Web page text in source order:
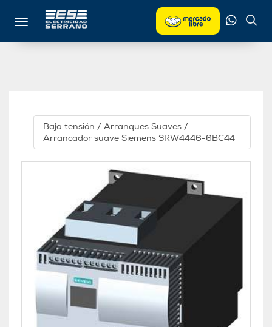
Toggle navigation
Baja tensión / Arranques Suaves /
Arrancador suave Siemens 3RW4446-6BC44